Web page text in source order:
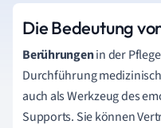
Die Bedeutung
Berührungenin der
Durchführung
auch als Werkzeug des
Supports. Sie können